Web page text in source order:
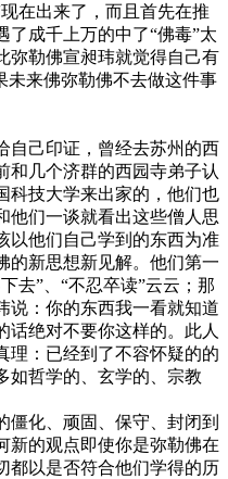
在出来了，而且首先在推
了成千上万的中了“佛毒”太
弥勒佛宣昶玮就觉得自己有
未来佛弥勒佛不去做这件事
自己印证，曾经去苏州的西
和几个济群的西园寺弟子认
科技大学来出家的，他们也
他们一谈就看出这些僧人思
以他们自己学到的东西为准
的新思想新见解。他们第一
去”、“不忍卒读”云云；那
说：你的东西我一看就知道
话绝对不要你这样的。此人
理：已经到了不容怀疑的的
如哲学的、玄学的、宗教
僵化、顽固、保守、封闭到
新的观点即使你是弥勒佛在
都以是否符合他们学得的历